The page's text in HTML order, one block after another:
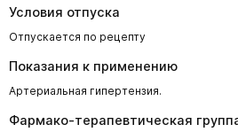
Условия отпуска
Отпускается по рецепту
Показания к применению
Артериальная гипертензия.
Фармако-терапевтическая